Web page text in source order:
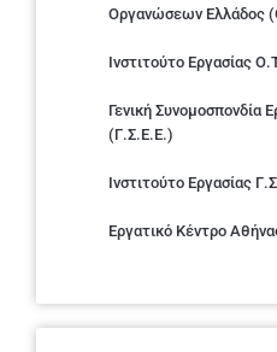
Οργανώσεων Ελλάδος
Ινστιτούτο Εργασίας
Γενική Συνομοσπονδία
(Γ.Σ.Ε.Ε.)
Ινστιτούτο Εργασίας
Εργατικό Κέντρο